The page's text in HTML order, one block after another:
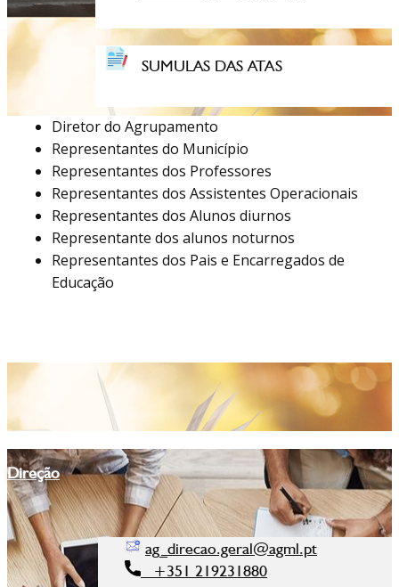
Diretor do Agrupamento
Representantes do Município
Representantes dos Professores
Representantes dos Assistentes Operacionais
Representantes dos Alunos diurnos
Representante dos alunos noturnos
Representantes dos Pais e Encarregados de
Educação
SUMULAS DAS ATAS
Direção
ag_direcao.geral@agml.pt
+351 219231880